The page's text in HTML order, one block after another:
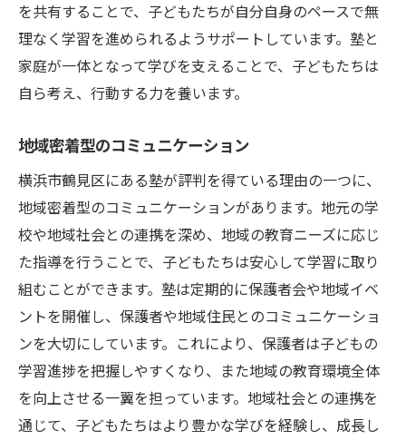
を共有することで、子どもたちが自分自身のペースで無
理なく学習を進められるようサポートしています。塾と
家庭が一体となって学びを支えることで、子どもたちは
自ら考え、行動する力を養います。
地域密着型のコミュニケーション
横浜市鶴見区にある塾が評判を得ている理由の一つに、
地域密着型のコミュニケーションがあります。地元の学
校や地域社会との連携を深め、地域の教育ニーズに応じ
た指導を行うことで、子どもたちは安心して学習に取り
組むことができます。塾は定期的に保護者会や地域イベ
ントを開催し、保護者や地域住民とのコミュニケーショ
ンを大切にしています。これにより、保護者は子どもの
学習進捗を把握しやすくなり、また地域の教育環境全体
を向上させる一翼を担っています。地域社会との連携を
通じて、子どもたちはより豊かな学びを経験し、成長し